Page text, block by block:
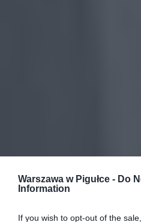
Warszawa w Pigułce - Do
Information
If you wish to opt-out of the